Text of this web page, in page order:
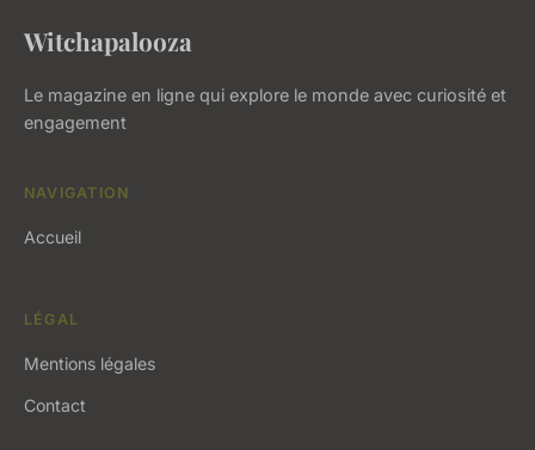
Witchapalooza
Le magazine en ligne qui explore le monde avec curiosité et
engagement
NAVIGATION
Accueil
LÉGAL
Mentions légales
Contact